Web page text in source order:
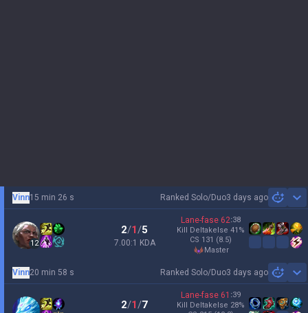
Ranked Solo/Duo3 days ago
Vinn15 min 26 s
12
2/1/5
7.00:1 KDA
Lane-fase 62:38
Kill Deltakelse 41 %
CS 131 (8.5)
master
Ranked Solo/Duo3 days ago
Vinn20 min 58 s
2/1/7
Lane-fase 61 :39
Kill Deltakelse 28%